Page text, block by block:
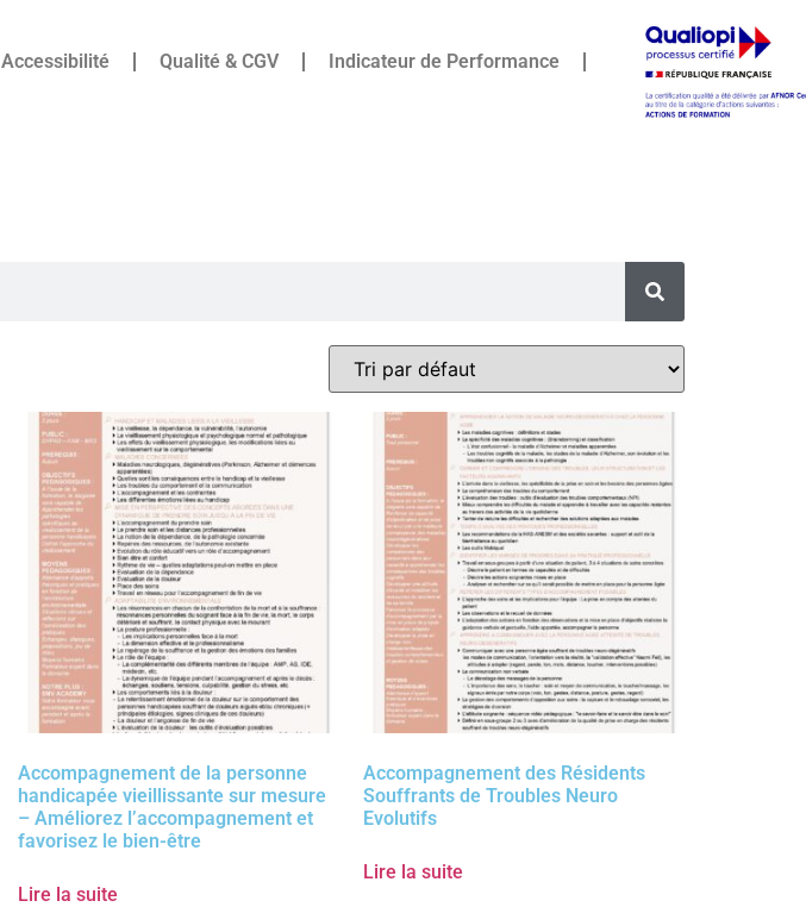
Accessibilité Qualité & CGV Indicateur de Performance
Accompagnement de la personne
handicapée vieillissante sur mesure
– Améliorez l’accompagnement et
favorisez le bien-être
Lire la suite
Accompagnement des Résidents
Souffrants de Troubles Neuro
Evolutifs
Lire la suite